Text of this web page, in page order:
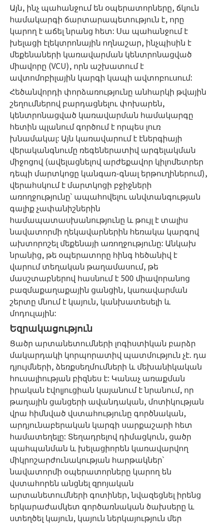
Այն, ինչ պահանջում են օպերատորները, ճկուն
համակարգի ճարտարապետություն է, որը
կարող է աճել նրանց հետ: Սա պահանջում է
խելացի էլեկտրոնային ողնաշար, ինչպիսին է
մեքենաների կառավարման կենտրոնացված
միավորը (VCU), որն աշխատում է
ավտոմոբիլային կարգի կապի ավտոբուսում:
Հեծանվորդի փորձառությունը անհարկի թվային
շեղումներով բարդացնելու փոխարեն,
կենտրոնացված կառավարման համակարգը
հետին պլանում գործում է որպես լուռ
խնամակալ: Այն կառավարում է էներգիայի
վերականգնումը ռեգեներատիվ արգելակման
միջոցով (ավելացնելով արժեքավոր կիլոմետրեր
դեպի մարտկոցը կանգառ-գնալ երթուղիներում),
վերահսկում է մարտկոցի բջիջների
առողջությունը՝ ապահովելու անվտանգության
գալիք չափանիշներին
համապատասխանությունը և թույլ է տալիս
նավատորմի ղեկավարներին հեռակա կարգով
ախտորոշել մեքենայի առողջությունը: Անկախ
նրանից, թե օպերատորը հինգ հեծանիվ է
վարում տեղական թաղամասում, թե
մասշտաբներով հասնում է 500 միավորանոց
բազմաքաղաքային ցանցին, կառավարման
շերտը մնում է կայուն, կանխատեսելի և
մոդուլային:
Եզրակացություն
Ցածր արտանետումների լոգիստիկան բարձր
մակարդակի կորպորատիվ պատմություն չէ. դա
դյույմների, ձեռքսեղմումների և մեխանիկական
հուսալիության բիզնես է: Կանաչ առաքման
իրական էվոլյուցիան կայանում է նրանում, որ
թաղային ցանցերի ավանդական, մոտիկության
վրա հիմնված վստահությունը գործնական,
արդյունաբերական կարգի սարքաշարի հետ
համատեղելը: Տեղադրելով դիմացկուն, ցածր
պահպանման և խելացիորեն կառավարվող
միկրոշարժունակության հարթակներ՝
նավատորմի օպերատորները կարող են
վստահորեն անցնել զրոյական
արտանետումների գոտիներ, նվազեցնել իրենց
երկարաժամկետ գործառնական ծախսերը և
ստեղծել կայուն, կայուն ներկայություն մեր